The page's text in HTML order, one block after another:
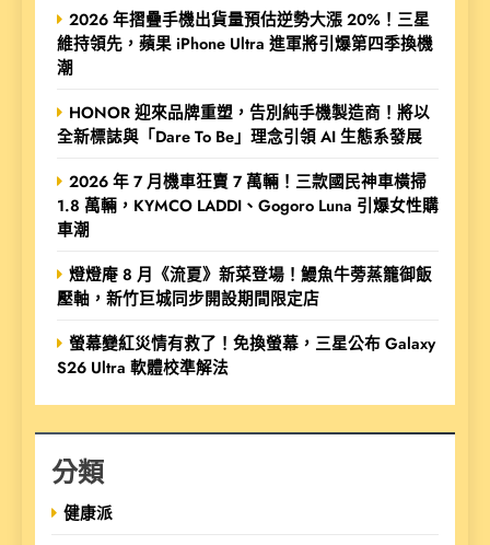
2026 年摺疊手機出貨量預估逆勢大漲 20%！三星
維持領先，蘋果 iPhone Ultra 進軍將引爆第四季換機
潮
HONOR 迎來品牌重塑，告別純手機製造商！將以
全新標誌與「Dare To Be」理念引領 AI 生態系發展
2026 年 7 月機車狂賣 7 萬輛！三款國民神車橫掃
1.8 萬輛，KYMCO LADDI、Gogoro Luna 引爆女性購
車潮
燈燈庵 8 月《流夏》新菜登場！鰻魚牛蒡蒸籠御飯
壓軸，新竹巨城同步開設期間限定店
螢幕變紅災情有救了！免換螢幕，三星公布 Galaxy
S26 Ultra 軟體校準解法
分類
健康派